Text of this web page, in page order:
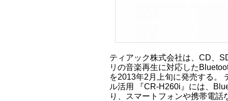
ティアック株式会社は、CD、
リの音楽再生に対応した
を2013年2月上旬に発売する。
ル活用 『CR-H260i』には、
り、スマートフォンや携帯電